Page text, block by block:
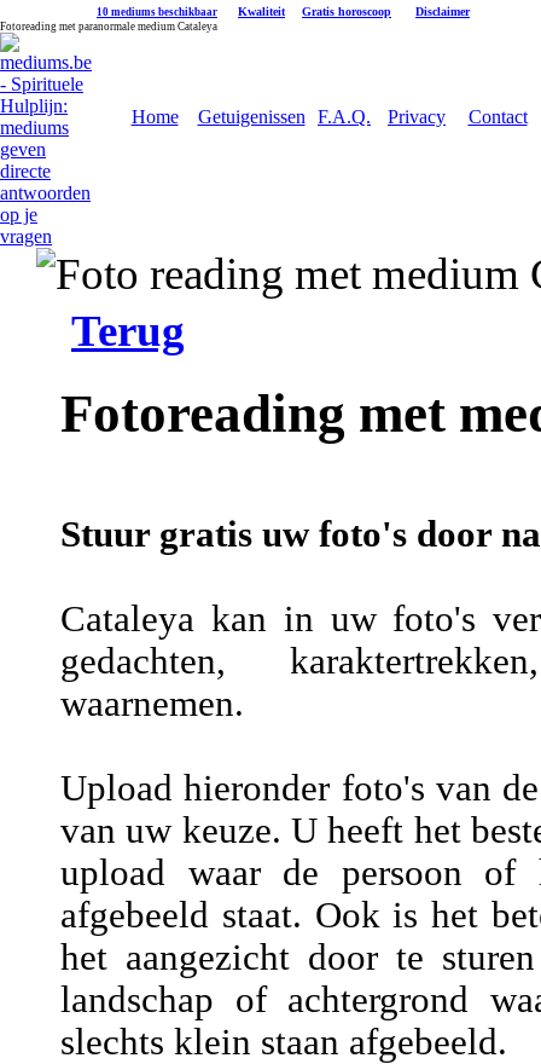
10 mediums beschikbaar Kwaliteit Gratis horoscoop Disclaimer
Fotoreading met paranormale medium Cataleya
Home Getuigenissen F.A.Q. Privacy Contact
Terug
Fotoreading met
Stuur gratis uw foto's door
Cataleya kan in uw foto's
gedachten,
waarnemen.
Upload hieronder foto's van
van uw keuze. U heeft het
upload waar de persoon of
afgebeeld staat. Ook is het
het aangezicht door te
landschap of achtergrond
slechts klein staan afgebeeld.